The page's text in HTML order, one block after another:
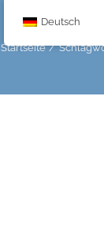
Startseite
Deutsch